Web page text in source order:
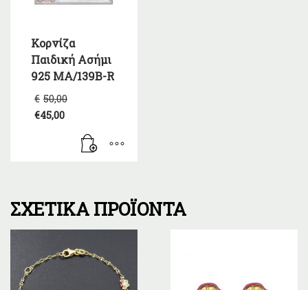
Κορνίζα
Παιδική Ασήμι
925 MA/139B-R
€ 50,00
€50,00.
€45,00
τρέχουσα
ΣΧΕΤΙΚΆ ΠΡΟΪΌΝΤΑ